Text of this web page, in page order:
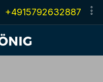
+4915792632887